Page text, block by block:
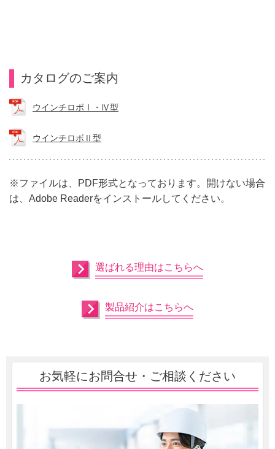
カタログのご案内
ウインチロボⅠ・Ⅳ型
ウインチロボⅡ型
※ファイルは、PDF形式となっております。開けない場合
は、Adobe Readerをインストールしてください。
選ばれる理由はこちらへ
製品紹介はこちらへ
お気軽にお問合せ・ご相談ください